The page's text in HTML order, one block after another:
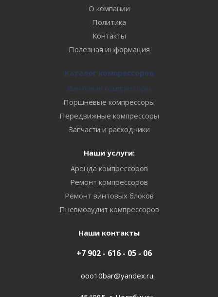
О компании
Политика
Контакты
Полезная информация
Каталог компрессоров
Винтовые компрессоры
Поршневые компрессоры
Передвижные компрессоры
Запчасти и расходники
Наши услуги:
Аренда компрессоров
Ремонт компрессоров
Ремонт винтовых блоков
Пневмоаудит компрессоров
Наши контакты
+7 902 - 616 - 05 - 06
ooo10bar@yandex.ru